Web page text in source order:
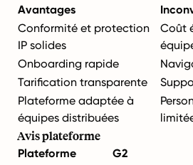
Avantages
Conformité et protection
IP solides
Coût
Onboarding rapide
Tarification transparente
Plateforme adaptée à
équipes distribuées
Avis plateforme
Plateforme G2